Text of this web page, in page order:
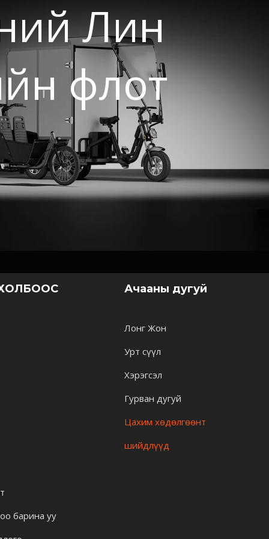
Лин
флот
барина уу
Ачааны дугуй
Лонг Жон
Урт сүүл
Хэрэгсэл
Гурван дугуй
Цахим хөдөлгөөнт
шийдлүүд